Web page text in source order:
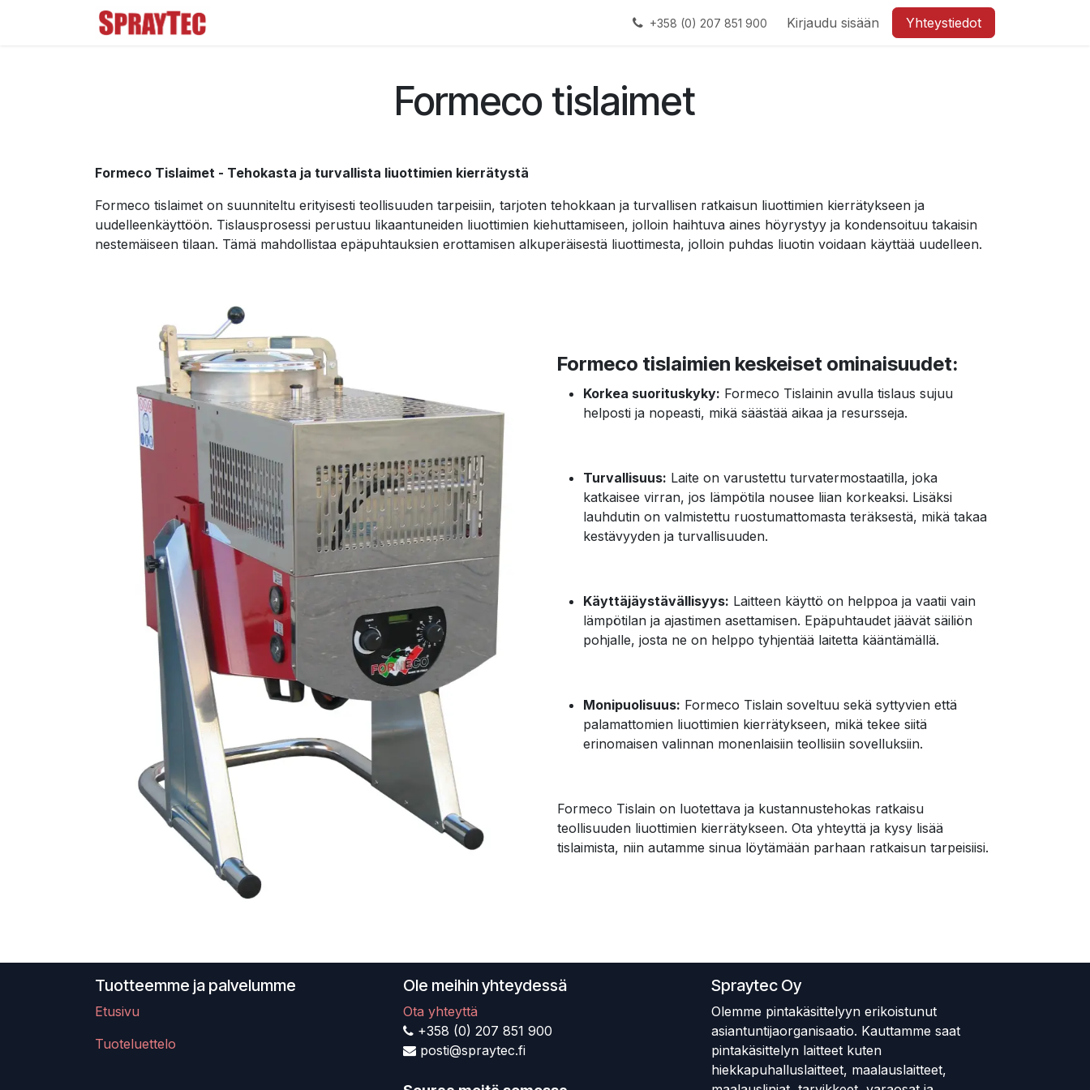
+358 (0) 207 851 900 Kirjaudu sisään Yhteystiedot
Formeco tislaimet
Formeco Tislaimet - Tehokasta ja turvallista liuottimien kierrätystä
Formeco tislaimet on suunniteltu erityisesti teollisuuden tarpeisiin, tarjoten tehokkaan ja turvallisen ratkaisun liuottimien kierrätykseen ja
uudelleenkäyttöön. Tislausprosessi perustuu likaantuneiden liuottimien kiehuttamiseen, jolloin haihtuva aines höyrystyy ja kondensoituu takaisin
nestemäiseen tilaan. Tämä mahdollistaa epäpuhtauksien erottamisen alkuperäisestä liuottimesta, jolloin puhdas liuotin voidaan käyttää uudelleen.
Formeco tislaimien keskeiset ominaisuudet:
Korkea suorituskyky: Formeco Tislainin avulla tislaus sujuu
helposti ja nopeasti, mikä säästää aikaa ja resursseja.
Turvallisuus: Laite on varustettu turvatermostaatilla, joka
katkaisee virran, jos lämpötila nousee liian korkeaksi. Lisäksi
lauhdutin on valmistettu ruostumattomasta teräksestä, mikä takaa
kestävyyden ja turvallisuuden.
Käyttäjäystävällisyys: Laitteen käyttö on helppoa ja vaatii vain
lämpötilan ja ajastimen asettamisen. Epäpuhtaudet jäävät säiliön
pohjalle, josta ne on helppo tyhjentää laitetta kääntämällä.
Monipuolisuus: Formeco Tislain soveltuu sekä syttyvien että
palamattomien liuottimien kierrätykseen, mikä tekee siitä
erinomaisen valinnan monenlaisiin teollisiin sovelluksiin.
Formeco Tislain on luotettava ja kustannustehokas ratkaisu
teollisuuden liuottimien kierrätykseen. Ota yhteyttä ja kysy lisää
tislaimista, niin autamme sinua löytämään parhaan ratkaisun tarpeisiisi.
Tuotteemme ja palvelumme
Etusivu
Tuoteluettelo
Ole meihin yhteydessä
Ota yhteyttä
+358 (0) 207 851 900
posti@spraytec.fi
Spraytec Oy
Olemme pintakäsittelyyn erikoistunut
asiantuntijaorganisaatio. Kauttamme saat
pintakäsittelyn laitteet kuten
hiekkapuhalluslaitteet, maalauslaitteet,